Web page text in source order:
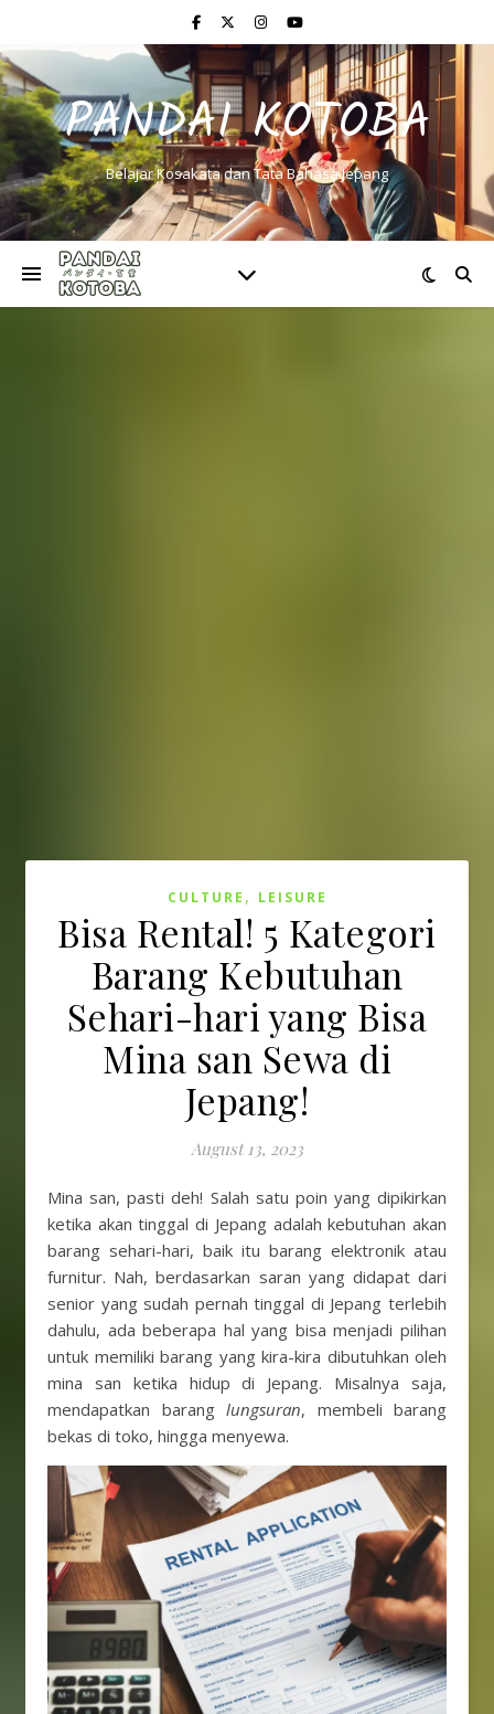
PANDAI KOTOBA
Belajar Kosakata dan Tata Bahasa Jepang
CULTURE , LEISURE
Bisa Rental! 5 Kategori
Barang Kebutuhan
Sehari-hari yang Bisa
Mina san Sewa di
Jepang!
August 13, 2023
Mina san, pasti deh! Salah satu poin yang dipikirkan
ketika akan tinggal di Jepang adalah kebutuhan akan
barang sehari-hari, baik itu barang elektronik atau
furnitur. Nah, berdasarkan saran yang didapat dari
senior yang sudah pernah tinggal di Jepang terlebih
dahulu, ada beberapa hal yang bisa menjadi pilihan
untuk memiliki barang yang kira-kira dibutuhkan oleh
mina san ketika hidup di Jepang. Misalnya saja,
mendapatkan barang lungsuran, membeli barang
bekas di toko, hingga menyewa.